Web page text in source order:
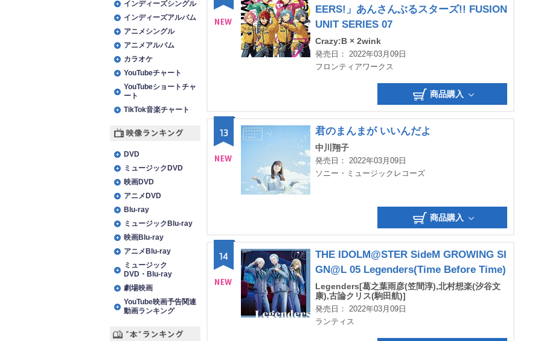
EERS!」あんさんぶるスターズ!! FUSION
UNIT SERIES 07
Crazy:B × 2wink
発売日： 2022年03月09日
フロンティアワークス
商品購入
13 君のまんまが いいんだよ
中川翔子
発売日： 2022年03月09日
ソニー・ミュージックレコーズ
商品購入
14
THE IDOLM@STER SideM GROWING SI
GN@L 05 Legenders(Time Before Time)
Legenders[葛之葉雨彦(笠間淳),北村想楽(汐谷文
康),古論クリス(駒田航)]
発売日： 2022年03月09日
ランティス
インディーズシングル
インディーズアルバム
アニメシングル
アニメアルバム
カラオケ
YouTubeチャート
YouTubeショートチャ
ート
TikTok音楽チャート
DVD
ミュージックDVD
映画DVD
アニメDVD
Blu-ray
ミュージックBlu-ray
映画Blu-ray
アニメBlu-ray
ミュージック
DVD・Blu-ray
劇場映画
YouTube映画予告関連
動画ランキング